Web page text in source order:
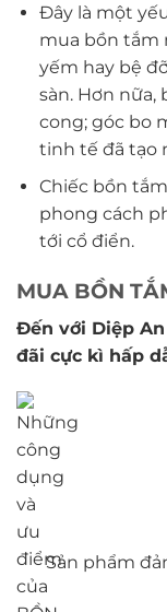
Đây là một
mua bồn tắm
yếm hay bệ
sàn. Hơn nữa,
cong; góc bo
tinh tế đã tạo
Chiếc bồn
phong cách
tới cổ điển.
MUA BỒN
Đến với Diệp An
đãi cực kì hấp
Sản phẩm